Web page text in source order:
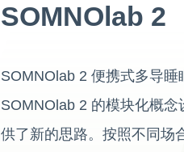
SOMNOlab 2
SOMNOlab 2 便携式多导睡
SOMNOlab 2 的模块化概念
供了新的思路。按照不同场